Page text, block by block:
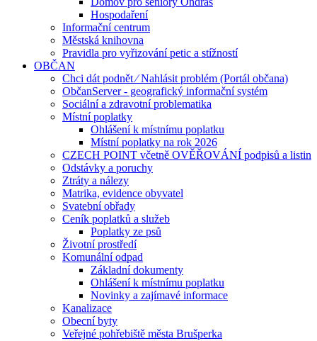
Hospodaření
Informační centrum
Městská knihovna
Pravidla pro vyřizování petic a stížností
OBČAN
Chci dát podnět ⁄ Nahlásit problém (Portál občana)
ObčanServer - geografický informační systém
Sociální a zdravotní problematika
Místní poplatky
Ohlášení k místnímu poplatku
Místní poplatky na rok 2026
CZECH POINT včetně OVĚŘOVÁNÍ podpisů a listin
Odstávky a poruchy
Ztráty a nálezy
Matrika, evidence obyvatel
Svatební obřady
Ceník poplatků a služeb
Poplatky ze psů
Životní prostředí
Komunální odpad
Základní dokumenty
Ohlášení k místnímu poplatku
Novinky a zajímavé informace
Kanalizace
Obecní byty
Veřejné pohřebiště města Brušperka